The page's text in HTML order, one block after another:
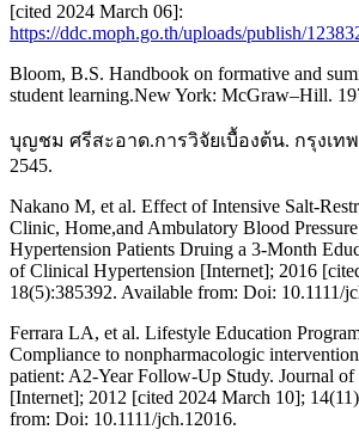
[cited 2024 March 06]:
https://ddc.moph.go.th/uploads/publish/
Bloom, B.S. Handbook on formative and
student learning.New York: McGraw–Hill.
บุญชม ศรีสะอาด.การวิจัยเบื้องต้น. กรุงเท
2545.
Nakano M, et al. Effect of Intensive Salt-
Clinic, Home,and Ambulatory Blood
Hypertension Patients Druing a 3-Month
of Clinical Hypertension [Internet]; 2016
18(5):385392. Available from: Doi: 10.1111/
Ferrara LA, et al. Lifestyle Education
Compliance to nonpharmacologic
patient: A2-Year Follow-Up Study. Journal
[Internet]; 2012 [cited 2024 March 10];
from: Doi: 10.1111/jch.12016.